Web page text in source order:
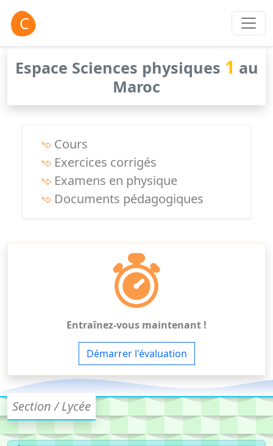
Espace Sciences physiques 1 au
Maroc
Cours
Exercices corrigés
Examens en physique
Documents pédagogiques
Entraînez-vous maintenant !
Démarrer l'évaluation
Section / Lycée